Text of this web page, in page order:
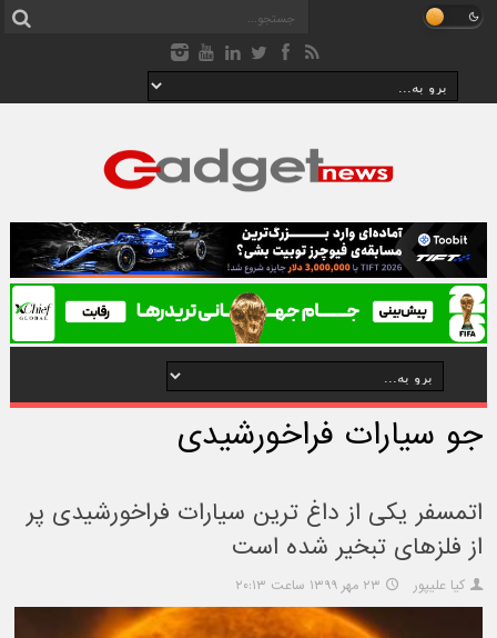
جو سیارات فراخورشیدی
اتمسفر یکی از داغ ترین سیارات فراخورشیدی پر
از فلزهای تبخیر شده است
کیا علیپور ۲۳ مهر ۱۳۹۹ ساعت ۲۰:۱۳